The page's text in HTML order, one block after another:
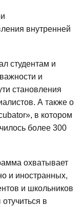
внутренней
студентам и
и
становления
А также о
в котором
более 300
охватывает
и иностранных,
и школьников
в